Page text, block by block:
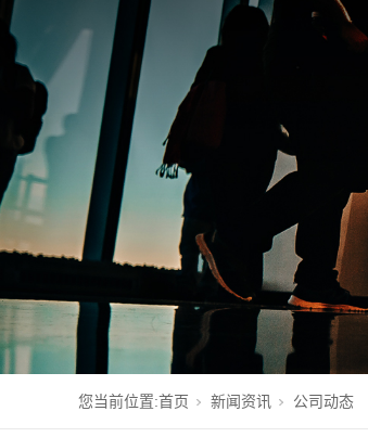
您当前位置:首页 新闻资讯 公司动态